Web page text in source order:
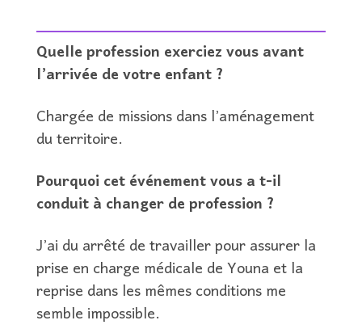
Quelle profession exerciez vous avant
l’arrivée devotre enfant ?
Chargée de missions dans l’aménagement
du territoire.
Pourquoi cet événement vous a t-il
conduit à changer de profession ?
J’ai du arrêté de travailler pour assurer la
prise en charge médicale de Youna et la
reprise dans les mêmes conditions me
semble impossible.